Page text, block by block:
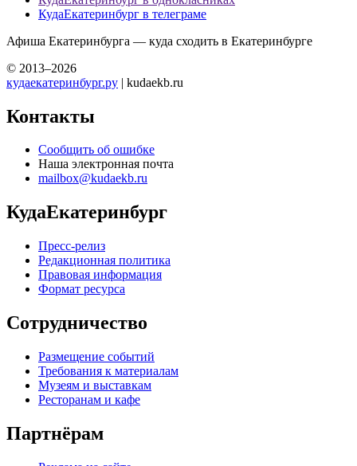
КудаЕкатеринбург в телеграме
Афиша Екатеринбурга — куда сходить в Екатеринбурге
© 2013–2026
кудаекатеринбург.ру | kudaekb.ru
Контакты
Сообщить об ошибке
Наша электронная почта
mailbox@kudaekb.ru
КудаЕкатеринбург
Пресс-релиз
Редакционная политика
Правовая информация
Формат ресурса
Сотрудничество
Размещение событий
Требования к материалам
Музеям и выставкам
Ресторанам и кафе
Партнёрам